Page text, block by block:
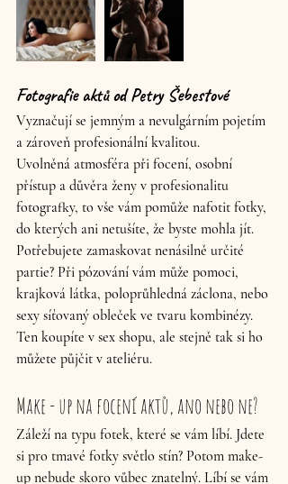
Fotografie aktů od Petry Šebestové
Vyznačují se jemným a nevulgárním pojetím
a zároveň profesionální kvalitou.
Uvolněná atmosféra při focení, osobní
přístup a důvěra ženy v profesionalitu
fotografky, to vše vám pomůže nafotit fotky,
do kterých ani netušíte, že byste mohla jít.
Potřebujete zamaskovat nenásilně určité
partie? Při pózování vám může pomoci,
krajková látka, poloprůhledná záclona, nebo
sexy síťovaný obleček ve tvaru kombinézy.
Ten koupíte v sex shopu, ale stejně tak si ho
můžete půjčit v ateliéru.
Make - up na focení aktů, ano nebo ne?
Záleží na typu fotek, které se vám líbí. Jdete
si pro tmavé fotky světlo stín? Potom make-
up nebude skoro vůbec znatelný. Líbí se vám